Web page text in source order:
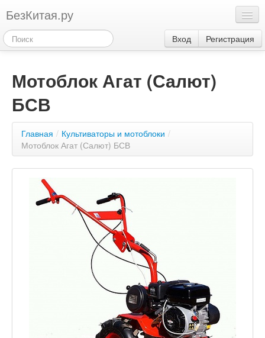
БезКитая.ру
Каталог
Контакты
Акции 3
Вход Регистрация
Мотоблок Агат (Салют)
БСВ
Главная / Культиваторы и мотоблоки /
Мотоблок Агат (Салют) БСВ